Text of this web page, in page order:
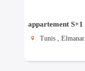
Tunis , Elmanar